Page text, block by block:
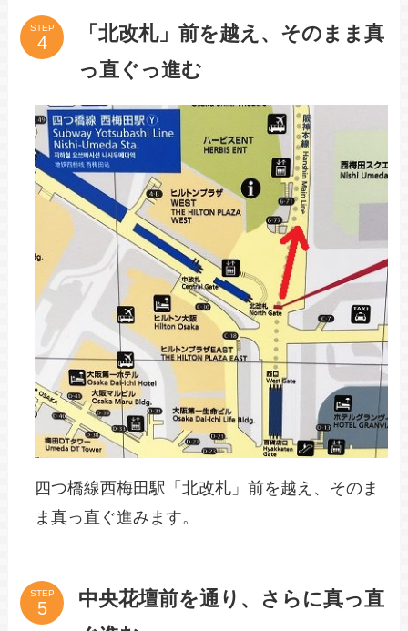
STEP
「北改札」前を越え、そのまま真
っ直ぐっ進む
四つ橋線西梅田駅「北改札」前を越え、そのま
ま真っ直ぐ進みます。
STEP
中央花壇前を通り、さらに真っ直